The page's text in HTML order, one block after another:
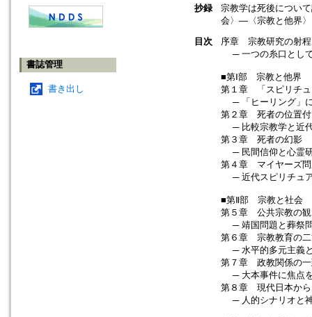
書誌管理
書き出し
抄録
宗教学は死後につい
会〉―〈宗教と他界〉
目次
序章 宗教研究の射程
─ 一つの糸口とし
■第Ⅰ部 宗教と他界
第１章 「スピリチュ
─ 「ヒーリング」
第２章 死者の位置
─ 比較宗教学と近
第３章 死者の幻影
─ 民間信仰と心霊
第４章 マイヤーズ
─ 近代スピリチュ
■第Ⅱ部 宗教と社会
第５章 公共宗教の観
─ 靖国問題と葬祭
第６章 宗教教育の
─ 水平的多元主義
第７章 政教関係の一
─ 大本事件に焦点
第８章 現代日本から
─ 人的シナリオと